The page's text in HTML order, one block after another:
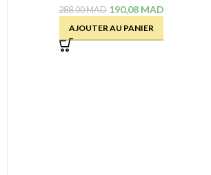
288,00MAD 190,08 MAD
AJOUTER AU PANIER